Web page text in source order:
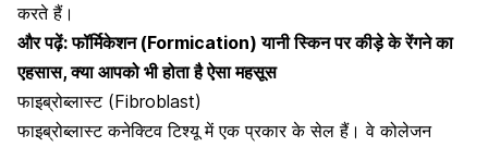
करते हैं।
और पढ़ें:फॉर्मिकेशन (Formication) यानी स्किन पर कीड़े के रेंगने का
एहसास, क्या आपको भी होता है ऐसा महसूस
फाइब्रोब्लास्ट (Fibroblast)
फाइब्रोब्लास्ट कनेक्टिव टिश्यू में एक प्रकार के सेल हैं। वेकोलेजन